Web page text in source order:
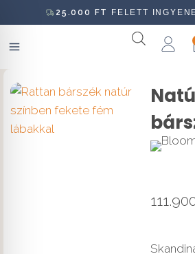
25.000 FT FELETT